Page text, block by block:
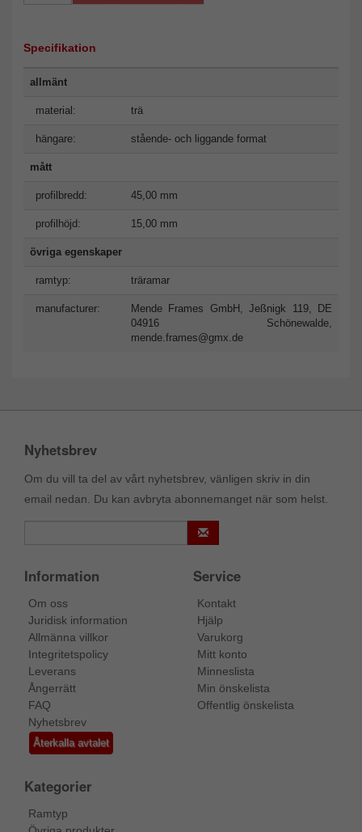
Specifikation
allmänt
material: trä
hängare: stående- och liggande format
mått
profilbredd: 45,00 mm
profilhöjd: 15,00 mm
övriga egenskaper
ramtyp: träramar
manufacturer:
Mende Frames GmbH, Jeßnigk 119, DE
04916 Schönewalde,
mende.frames@gmx.de
Nyhetsbrev
Om du vill ta del av vårt nyhetsbrev, vänligen skriv in din
email nedan. Du kan avbryta abonnemanget när som helst.
Information
Om oss
Juridisk information
Allmänna villkor
Integritetspolicy
Leverans
Ångerrätt
FAQ
Nyhetsbrev
Återkalla avtalet
Service
Kontakt
Hjälp
Varukorg
Mitt konto
Minneslista
Min önskelista
Offentlig önskelista
Kategorier
Ramtyp